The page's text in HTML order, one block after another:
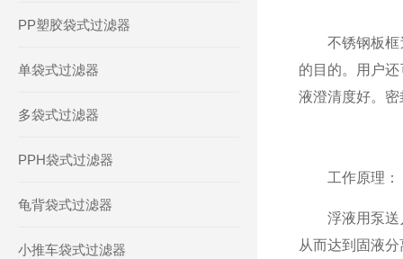
PP塑胶袋式过滤器
单袋式过滤器
多袋式过滤器
PPH袋式过滤器
龟背袋式过滤器
小推车袋式过滤器
不锈钢板框过
的目的。用户
液澄清度好。
工作原理：
浮液用泵送入
从而达到固液